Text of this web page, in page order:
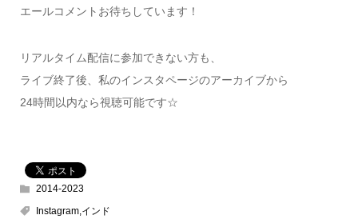
エールコメントお待ちしています！
リアルタイム配信に参加できない方も、
ライブ終了後、私のインスタページのアーカイブから
24時間以内なら視聴可能です☆
2014-2023
Instagram,インド